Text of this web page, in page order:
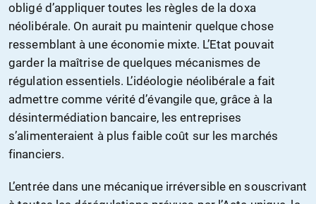
obligé d’appliquer toutes les règles de la doxa
néolibérale. On aurait pu maintenir quelque chose
ressemblant à une économie mixte. L’Etat pouvait
garder la maîtrise de quelques mécanismes de
régulation essentiels. L’idéologie néolibérale a fait
admettre comme vérité d’évangile que, grâce à la
désintermédiation bancaire, les entreprises
s’alimenteraient à plus faible coût sur les marchés
financiers.
L’entrée dans une mécanique irréversible en souscrivant